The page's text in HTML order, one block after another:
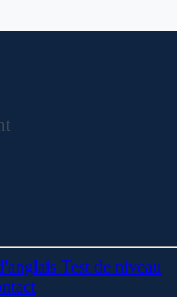
Test de niveau